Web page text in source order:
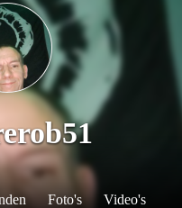
Foto's Video's